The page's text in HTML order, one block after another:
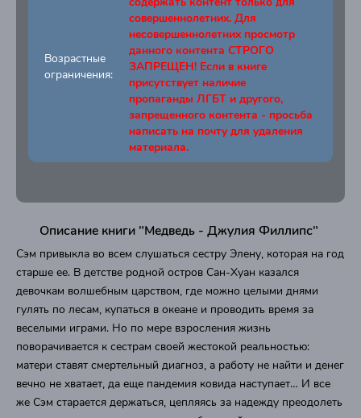
Возрастные
ограничения:
совершеннолетних. Для
несовершеннолетних просмотр
данного контента СТРОГО
ЗАПРЕЩЕН! Если в книге
присутствует наличие
пропаганды ЛГБТ и другого,
запрещенного контента - просьба
написать на почту для удаления
материала.
Описание книги "Медведь - Джулия Филлипс"
Сэм привыкла во всем слушаться сестру Элену, которая на год
старше ее. В детстве родной остров Сан-Хуан казался
девочкам волшебным царством, где можно целыми днями
гулять по лесам, купаться в океане и проводить время за
веселыми играми. Но по мере взросления жизнь
поворачивается к сестрам своей жестокой реальностью:
матери ставят смертельный диагноз, а работу не найти и денег
вечно не хватает, да еще пандемия ковида наступает… И все
же Сэм старается держаться, цепляясь за надежду преодолеть